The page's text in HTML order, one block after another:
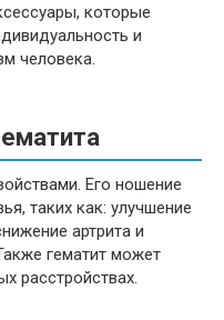
которые
и
человека.
Его ношение
таких как: улучшение
артрита и
гематит может
расстройствах.